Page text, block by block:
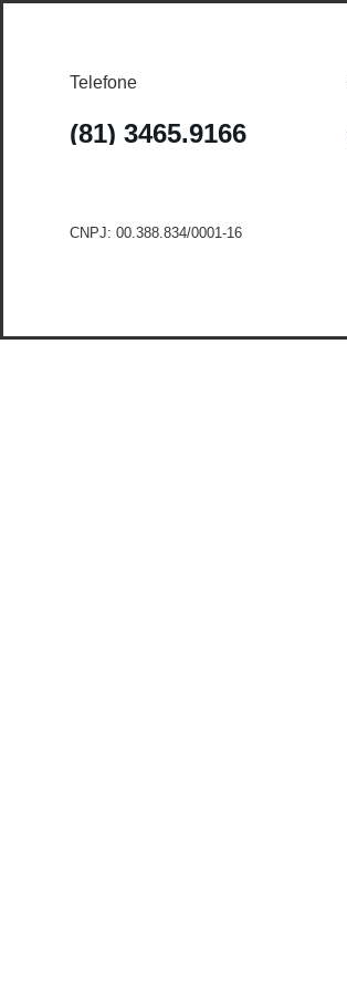
Telefone
(81) 3465.9166
CNPJ: 00.388.834/0001-16